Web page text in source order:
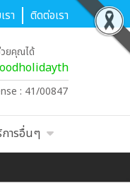
รา ติดต่อเรา
วยคุณได้
: 41/00847
ารอื่นๆ